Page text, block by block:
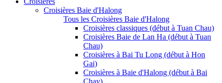
Croisières Baie d'Halong
Tous les Croisières Baie d'Halong
Croisières classiques (début à Tuan Chau)
Croisières Baie de Lan Ha (début à Tuan
Chau)
Croisières à Bai Tu Long (début à Hon
Gai)
Croisières à Baie d'Halong (début à Bai
Chay)